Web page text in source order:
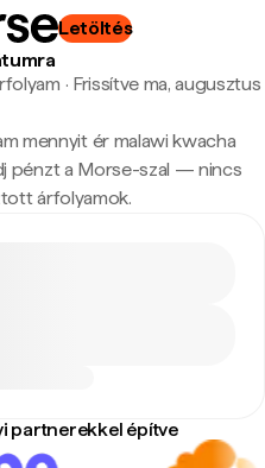
Letöltés
· Frissítve ma, augusztus
mennyit ér malawi kwacha
pénzt a Morse-szal — nincs
árfolyamok.
partnerekkel építve